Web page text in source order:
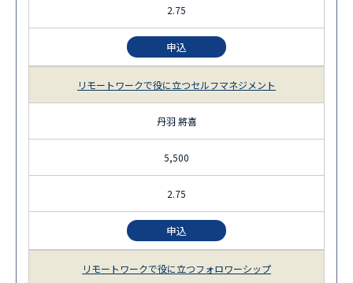
2.75
申込
リモートワークで役に立つセルフマネジメント
丹羽 將喜
5,500
2.75
申込
リモートワークで役に立つフォロワーシップ